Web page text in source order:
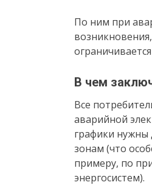
По ним при
В чем
Все
аварийной
графики нужны
зонам (что
примеру, по
энергосистем).